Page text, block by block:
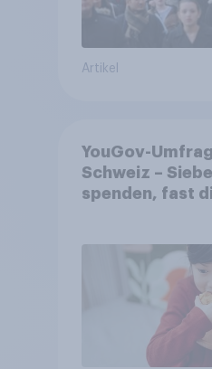
Artikel
YouGov-
Schweiz –
spenden, fast